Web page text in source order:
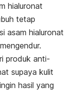
hialuronat
tetap
asam hialuronat
produk anti-
supaya kulit
hasil yang